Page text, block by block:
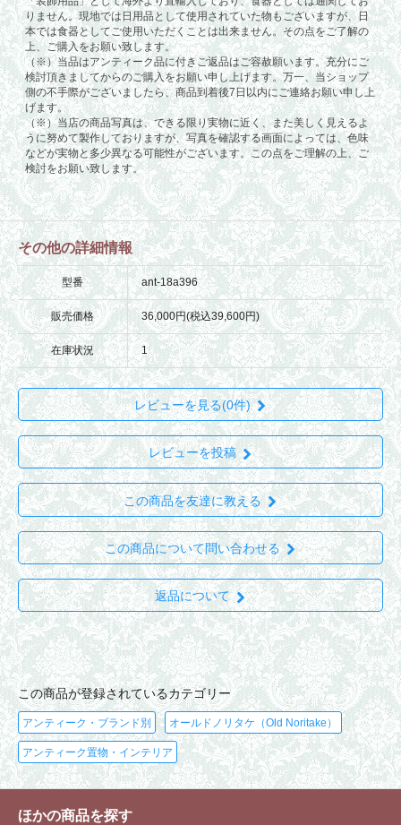
その他の詳細情報
型番 ant-18a396
販売価格 36,000円(税込39,600円)
在庫状況 1
レビューを見る(0件)
レビューを投稿
この商品を友達に教える
この商品について問い合わせる
返品について
この商品が登録されているカテゴリー
アンティーク・ブランド別 オールドノリタケ（Old Noritake）
アンティーク置物・インテリア
ほかの商品を探す